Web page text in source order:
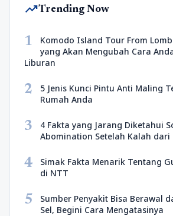
trending_upTrending Now
1
Komodo Island Tour From
yang Akan Mengubah Cara
Liburan
2
5 Jenis Kunci Pintu Anti Maling
Rumah Anda
3
4 Fakta yang Jarang Diketahui
Abomination Setelah Kalah dari
4
Simak Fakta Menarik Tentang
di NTT
5
Sumber Penyakit Bisa Berawal
Sel, Begini Cara Mengatasinya